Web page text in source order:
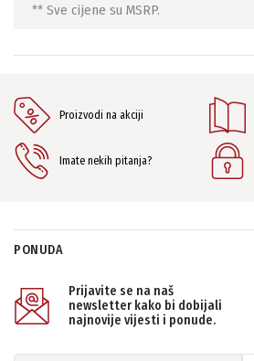
** Sve cijene su MSRP.
Proizvodi na akciji
Imate nekih pitanja?
PONUDA
Prijavite se na naš
newsletter kako bi dobijali
najnovije vijesti i ponude.